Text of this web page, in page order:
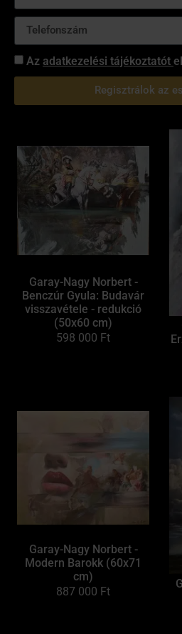
Az adatkezelési tájékoztatót
Regisztrálok az
Garay-Nagy Norbert -
Benczúr Gyula: Budavár
visszavétele - redukció
(50x60 cm)
598 000 Ft
Garay-Nagy Norbert -
Modern Barokk (60x71
cm)
887 000 Ft